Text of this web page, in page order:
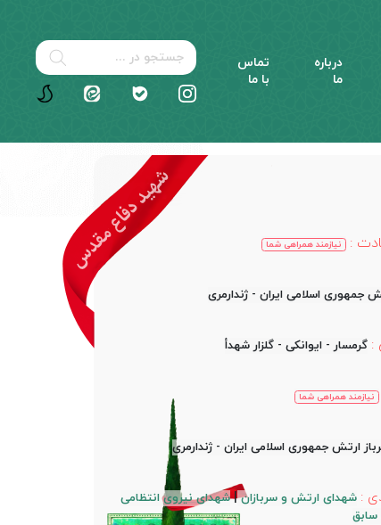
درباره
ما
تماس
با ما
: نیازمند همراهی شما
جمهوری اسلامی ایران - ژندارمری
: گرمسار - ایوانکی - گلزار شهدأ
نیازمند همراهی شما
ارتش جمهوری اسلامی ایران - ژندارمری
: شهدای ارتش و سربازان|شهدای نیروی انتظامی
سابق